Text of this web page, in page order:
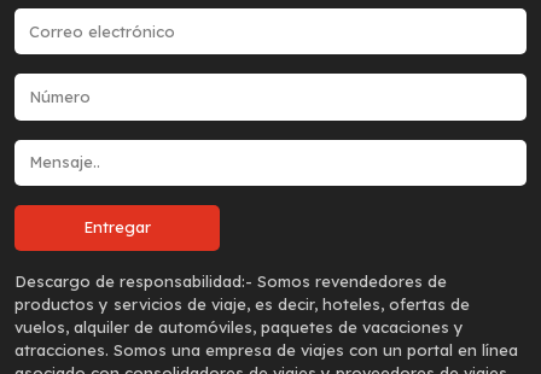
Descargo de responsabilidad:- Somos revendedores de
productos y servicios de viaje, es decir, hoteles, ofertas de
vuelos, alquiler de automóviles, paquetes de vacaciones y
atracciones. Somos una empresa de viajes con un portal en línea